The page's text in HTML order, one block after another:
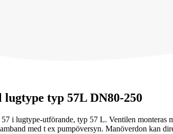
typ 57L DN80-250
i lugtype-utförande, typ 57 L. Ventilen
med t ex pumpöversyn. Manöverdon kan